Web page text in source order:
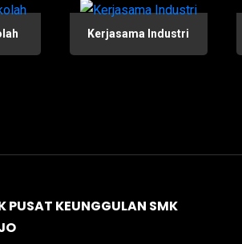
Kerjasama Industri
PUSAT KEUNGGULAN SMK